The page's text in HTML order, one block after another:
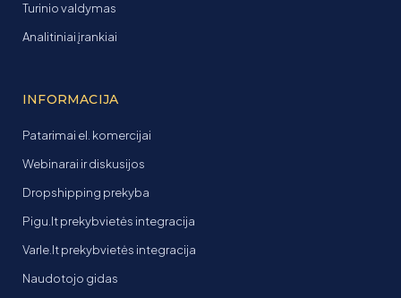
Turinio valdymas
Analitiniai įrankiai
INFORMACIJA
Patarimai el. komercijai
Webinarai ir diskusijos
Dropshipping prekyba
Pigu.lt prekybvietės integracija
Varle.lt prekybvietės integracija
Naudotojo gidas